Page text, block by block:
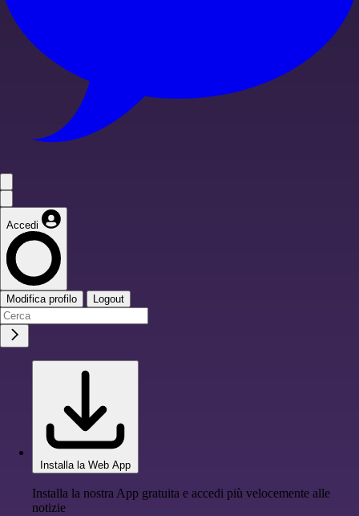
Accedi
Modifica profilo Logout
Installa la Web App
Installa la nostra App gratuita e accedi più velocemente alle
notizie